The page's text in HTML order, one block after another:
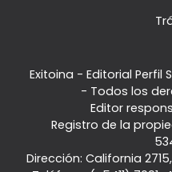
Exitoina - Editorial Perfil
- Todos los
Editor
Registro de la
Dirección: California 2715,